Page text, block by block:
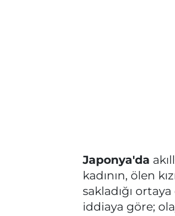
Japonya'da
kadının, ölen
sakladığı
iddiaya göre;